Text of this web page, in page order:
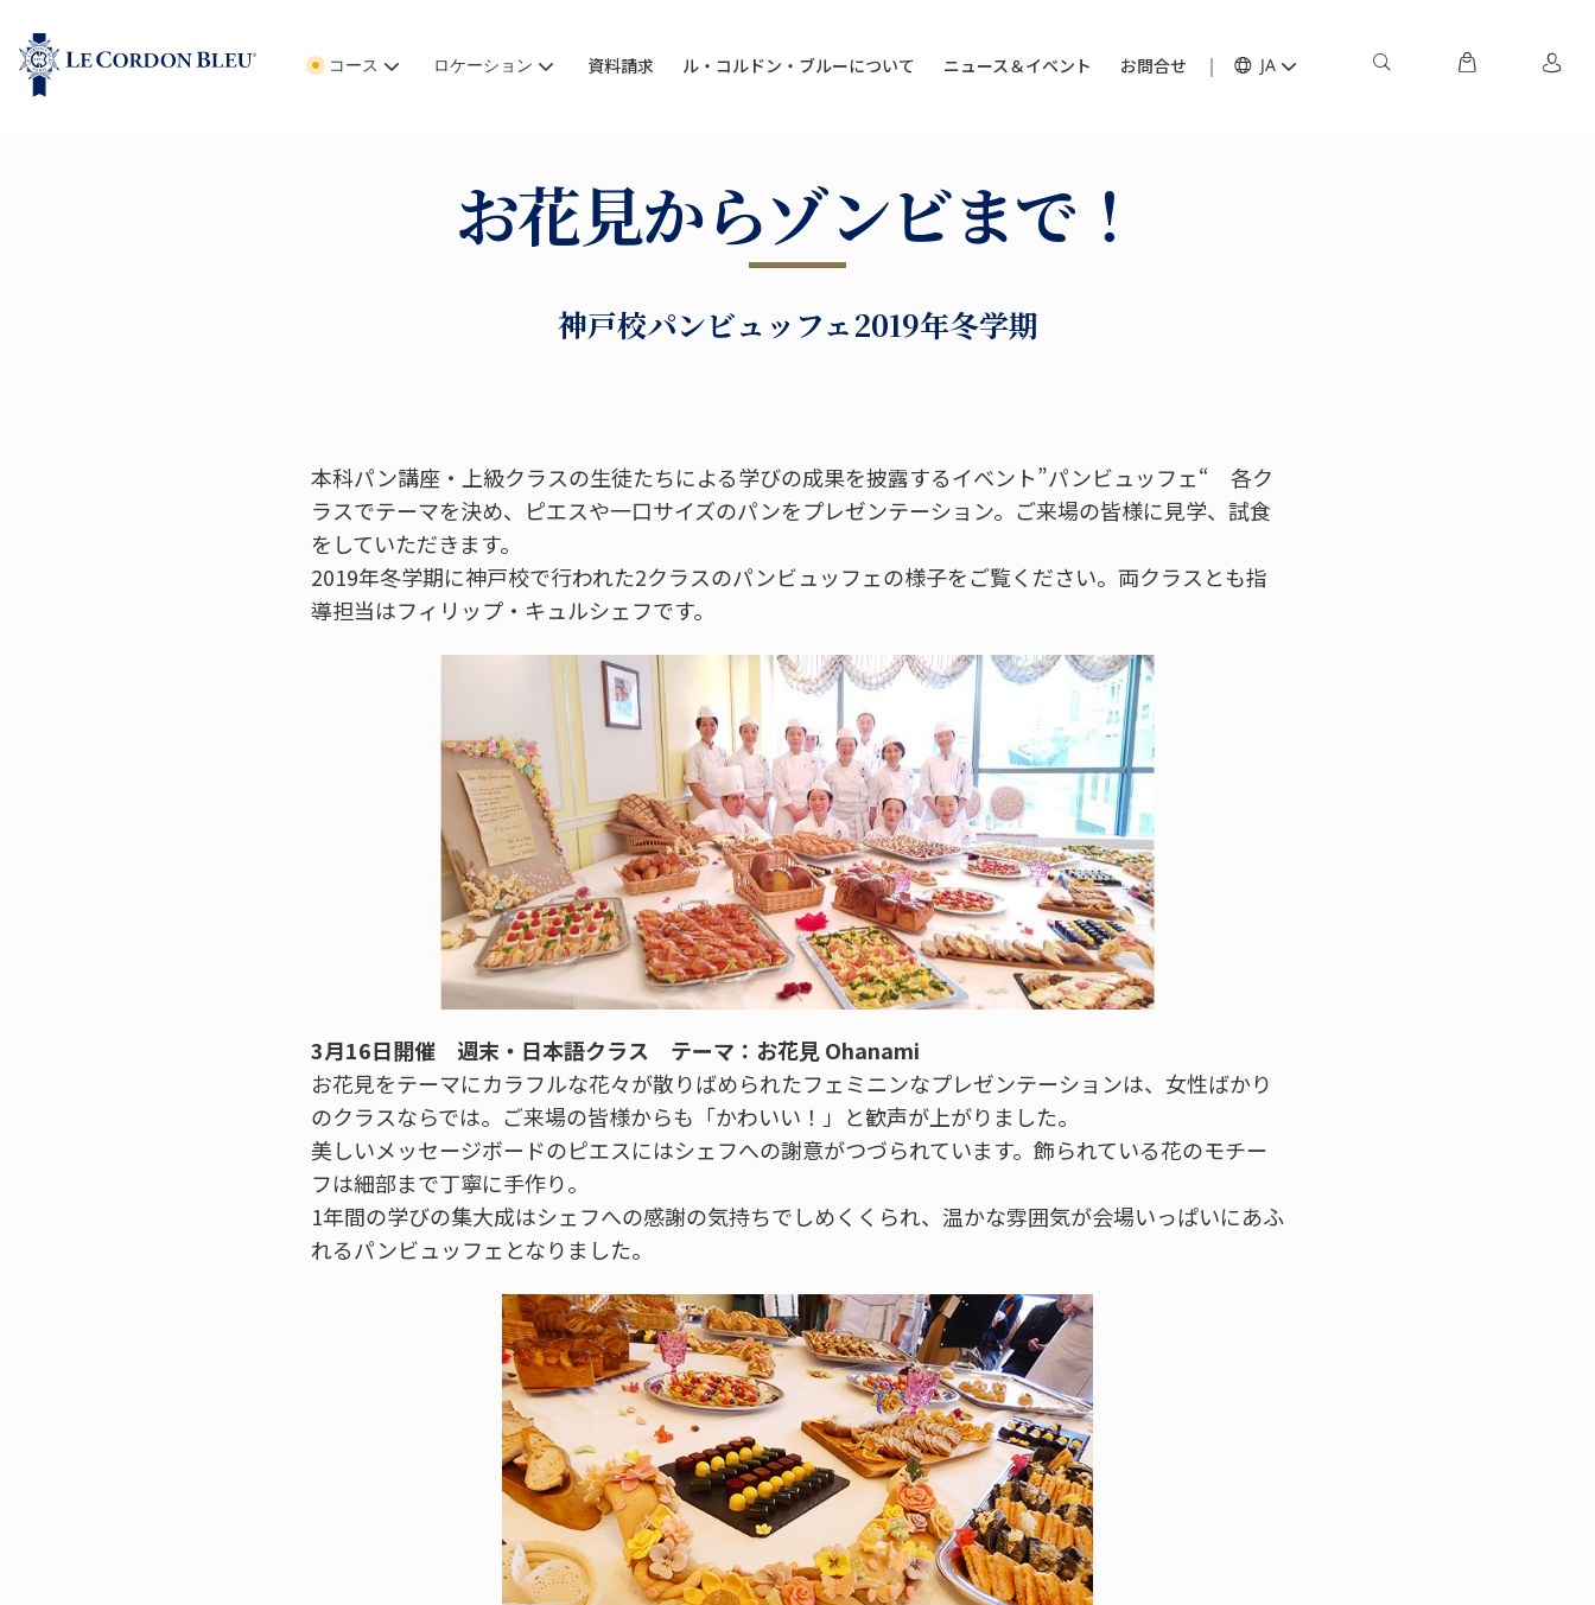
コース ロケーション 資料請求 ル・コルドン・ブルーについて ニュース＆イベント お問合せ JA
お花見からゾンビまで！
神戸校パンビュッフェ2019年冬学期
本科パン講座・上級クラスの生徒たちによる学びの成果を披露するイベント”パンビュッフェ“ 各ク
ラスでテーマを決め、ピエスや一口サイズのパンをプレゼンテーション。ご来場の皆様に見学、試食
をしていただきます。
2019年冬学期に神戸校で行われた2クラスのパンビュッフェの様子をご覧ください。両クラスとも指
導担当はフィリップ・キュルシェフです。
3月16日開催 週末・日本語クラス テーマ：お花見 Ohanami
お花見をテーマにカラフルな花々が散りばめられたフェミニンなプレゼンテーションは、女性ばかり
のクラスならでは。ご来場の皆様からも「かわいい！」と歓声が上がりました。
美しいメッセージボードのピエスにはシェフへの謝意がつづられています。飾られている花のモチー
フは細部まで丁寧に手作り。
1年間の学びの集大成はシェフへの感謝の気持ちでしめくくられ、温かな雰囲気が会場いっぱいにあふ
れるパンビュッフェとなりました。